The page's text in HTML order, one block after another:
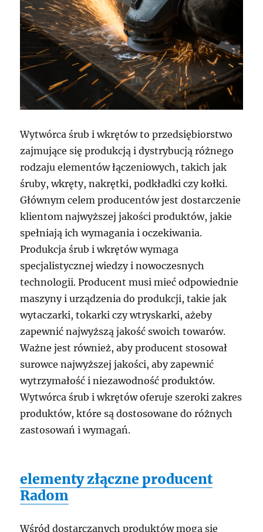
Wytwórca śrub i wkrętów to przedsiębiorstwo
zajmujące się produkcją i dystrybucją różnego
rodzaju elementów łączeniowych, takich jak
śruby, wkręty, nakrętki, podkładki czy kołki.
Głównym celem producentów jest dostarczenie
klientom najwyższej jakości produktów, jakie
spełniają ich wymagania i oczekiwania.
Produkcja śrub i wkrętów wymaga
specjalistycznej wiedzy i nowoczesnych
technologii. Producent musi mieć odpowiednie
maszyny i urządzenia do produkcji, takie jak
wytaczarki, tokarki czy wtryskarki, ażeby
zapewnić najwyższą jakość swoich towarów.
Ważne jest również, aby producent stosował
surowce najwyższej jakości, aby zapewnić
wytrzymałość i niezawodność produktów.
Wytwórca śrub i wkrętów oferuje szeroki zakres
produktów, które są dostosowane do różnych
zastosowań i wymagań.
elementy złączne producent
Radom
Wśród dostarczanych produktów mogą się